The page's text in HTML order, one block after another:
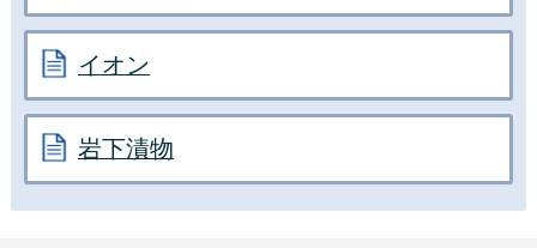
イオン
岩下漬物